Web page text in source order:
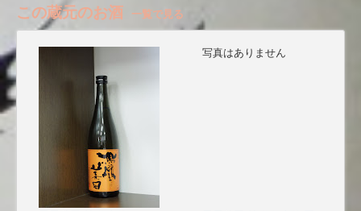
この蔵元のお酒 一覧で見る
写真はありません